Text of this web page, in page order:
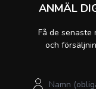
ANMÄL
Få de senaste
och